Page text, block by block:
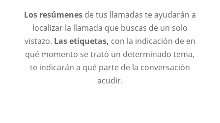
Los resúmenesde tus llamadas te ayudarán a
localizar la llamada que buscas de un solo
vistazo. Las etiquetas, con la indicación de en
qué momento se trató un determinado tema,
te indicarán a qué parte de la conversación
acudir.